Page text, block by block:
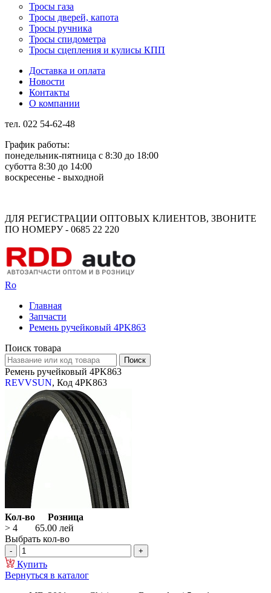
Тросы газа
Тросы дверей, капота
Тросы ручника
Тросы спидометра
Тросы сцепления и кулисы КПП
Доставка и оплата
Новости
Контакты
О компании
тел. 022 54-62-48
График работы:
понедельник-пятница с 8:30 до 18:00
суботта 8:30 до 14:00
воскресенье - выходной
ДЛЯ РЕГИСТРАЦИИ ОПТОВЫХ КЛИЕНТОВ, ЗВОНИТЕ
ПО НОМЕРУ - 0685 22 220
Ro
Главная
Запчасти
Ремень ручейковый 4PK863
Поиск товара
Ремень ручейковый 4PK863
REVVSUN, Код 4PK863
Кол-во
Розница
> 4
65.00 лей
Выбрать кол-во
Купить
Вернуться в каталог